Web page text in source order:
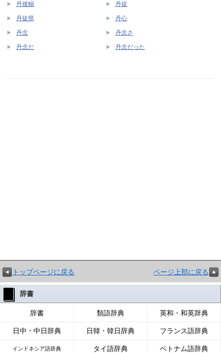
丹後鰯 丹徒
丹徒県 丹心
丹念 丹念さ
丹念だ 丹念だった
トップページに戻る ページ上部に戻る
辞書
辞書 類語辞典 英和・和英辞典
日中・中日辞典 日韓・韓日辞典 フランス語辞典
インドネシア語辞典 タイ語辞典 ベトナム語辞典